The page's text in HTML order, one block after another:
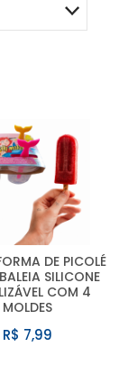
DE PICOLÉ
SILICONE
COM 4
MOLDES
R$ 7,99